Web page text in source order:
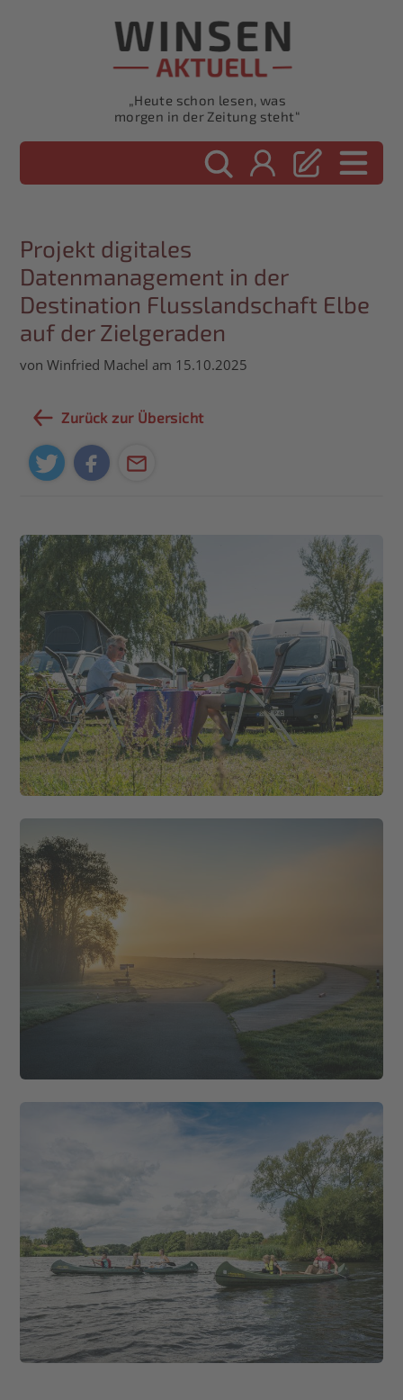
„Heute schon lesen, was
morgen in der Zeitung steht“
Projekt digitales
Datenmanagement in der
Destination Flusslandschaft Elbe
auf der Zielgeraden
von Winfried Machel am 15.10.2025
Zurück zur Übersicht